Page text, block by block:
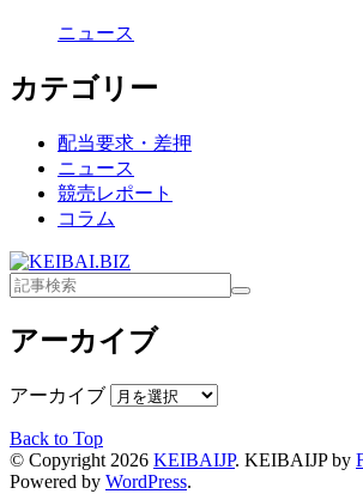
ニュース
カテゴリー
配当要求・差押
ニュース
競売レポート
コラム
アーカイブ
アーカイブ
Back to Top
© Copyright 2026 KEIBAIJP. KEIBAIJP by
Powered by WordPress.